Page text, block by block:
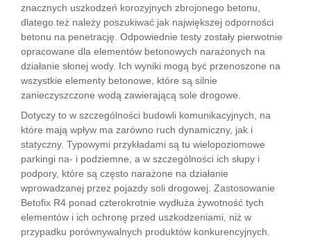
znacznych uszkodzeń korozyjnych zbrojonego betonu,
dlatego też należy poszukiwać jak największej odporności
betonu na penetrację. Odpowiednie testy zostały pierwotnie
opracowane dla elementów betonowych narażonych na
działanie słonej wody. Ich wyniki mogą być przenoszone na
wszystkie elementy betonowe, które są silnie
zanieczyszczone wodą zawierającą sole drogowe.
Dotyczy to w szczególności budowli komunikacyjnych, na
które mają wpływ ma zarówno ruch dynamiczny, jak i
statyczny. Typowymi przykładami są tu wielopoziomowe
parkingi na- i podziemne, a w szczególności ich słupy i
podpory, które są często narażone na działanie
wprowadzanej przez pojazdy soli drogowej. Zastosowanie
Betofix R4 ponad czterokrotnie wydłuża żywotność tych
elementów i ich ochronę przed uszkodzeniami, niż w
przypadku porównywalnych produktów konkurencyjnych.